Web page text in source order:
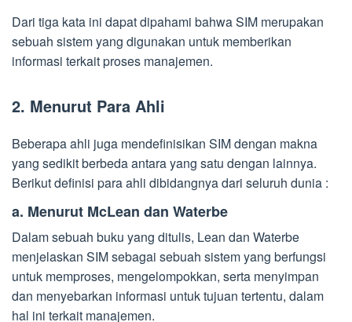
Dari tiga kata ini dapat dipahami bahwa SIM merupakan
sebuah sistem yang digunakan untuk memberikan
informasi terkait proses manajemen.
2. Menurut Para Ahli
Beberapa ahli juga mendefinisikan SIM dengan makna
yang sedikit berbeda antara yang satu dengan lainnya.
Berikut definisi para ahli dibidangnya dari seluruh dunia :
a. Menurut McLean dan Waterbe
Dalam sebuah buku yang ditulis, Lean dan Waterbe
menjelaskan SIM sebagai sebuah sistem yang berfungsi
untuk memproses, mengelompokkan, serta menyimpan
dan menyebarkan informasi untuk tujuan tertentu, dalam
hal ini terkait manajemen.